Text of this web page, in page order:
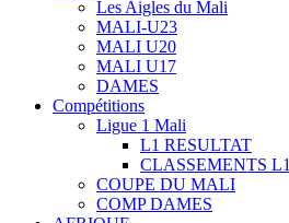
Les Aigles du Mali
MALI-U23
MALI U20
MALI U17
DAMES
Compétitions
Ligue 1 Mali
L1 RESULTAT
CLASSEMENTS L1
COUPE DU MALI
COMP DAMES